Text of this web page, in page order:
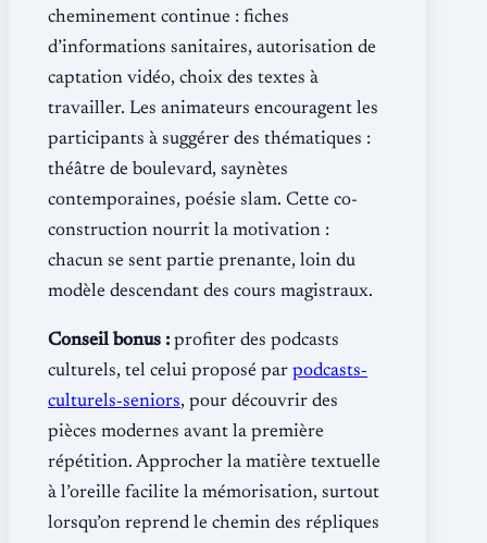
cheminement continue : fiches
d’informations sanitaires, autorisation de
captation vidéo, choix des textes à
travailler. Les animateurs encouragent les
participants à suggérer des thématiques :
théâtre de boulevard, saynètes
contemporaines, poésie slam. Cette co-
construction nourrit la motivation :
chacun se sent partie prenante, loin du
modèle descendant des cours magistraux.
Conseil bonus : profiter des podcasts
culturels, tel celui proposé par podcasts‐
culturels‐seniors, pour découvrir des
pièces modernes avant la première
répétition. Approcher la matière textuelle
à l’oreille facilite la mémorisation, surtout
lorsqu’on reprend le chemin des répliques